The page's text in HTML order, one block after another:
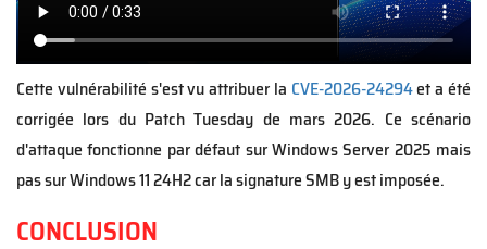
i
l
e
Cette vulnérabilité s'est vu attribuer la CVE-2026-24294et a été
corrigée lors du Patch Tuesday de mars 2026. Ce scénario
d'attaque fonctionne par défaut sur Windows Server 2025 mais
pas sur Windows 11 24H2 car la signature SMB y est imposée.
CONCLUSION